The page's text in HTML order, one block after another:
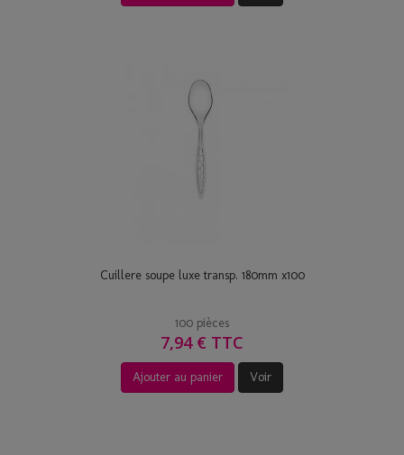
Cuillere soupe luxe transp. 180mm x100
100 pièces
7,94 € TTC
Ajouter au panier Voir